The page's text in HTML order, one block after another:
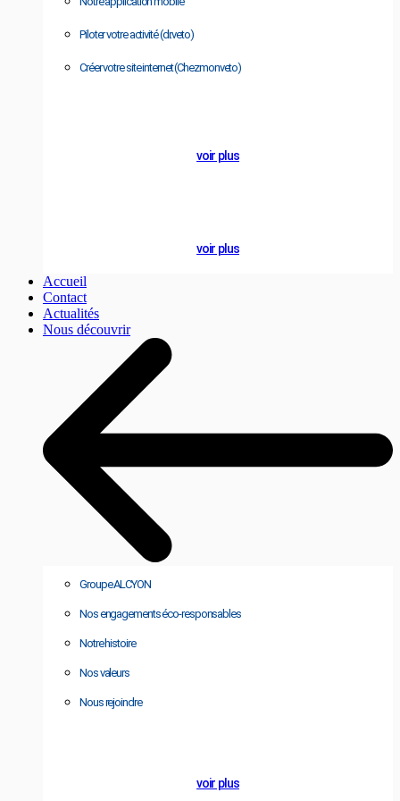
Piloter votre activité (dr.veto)
Créer votre site internet (Chezmonveto)
voir plus
voir plus
Accueil
Contact
Actualités
Nous découvrir
Groupe ALCYON
Nos engagements éco-responsables
Notre histoire
Nos valeurs
Nous rejoindre
voir plus